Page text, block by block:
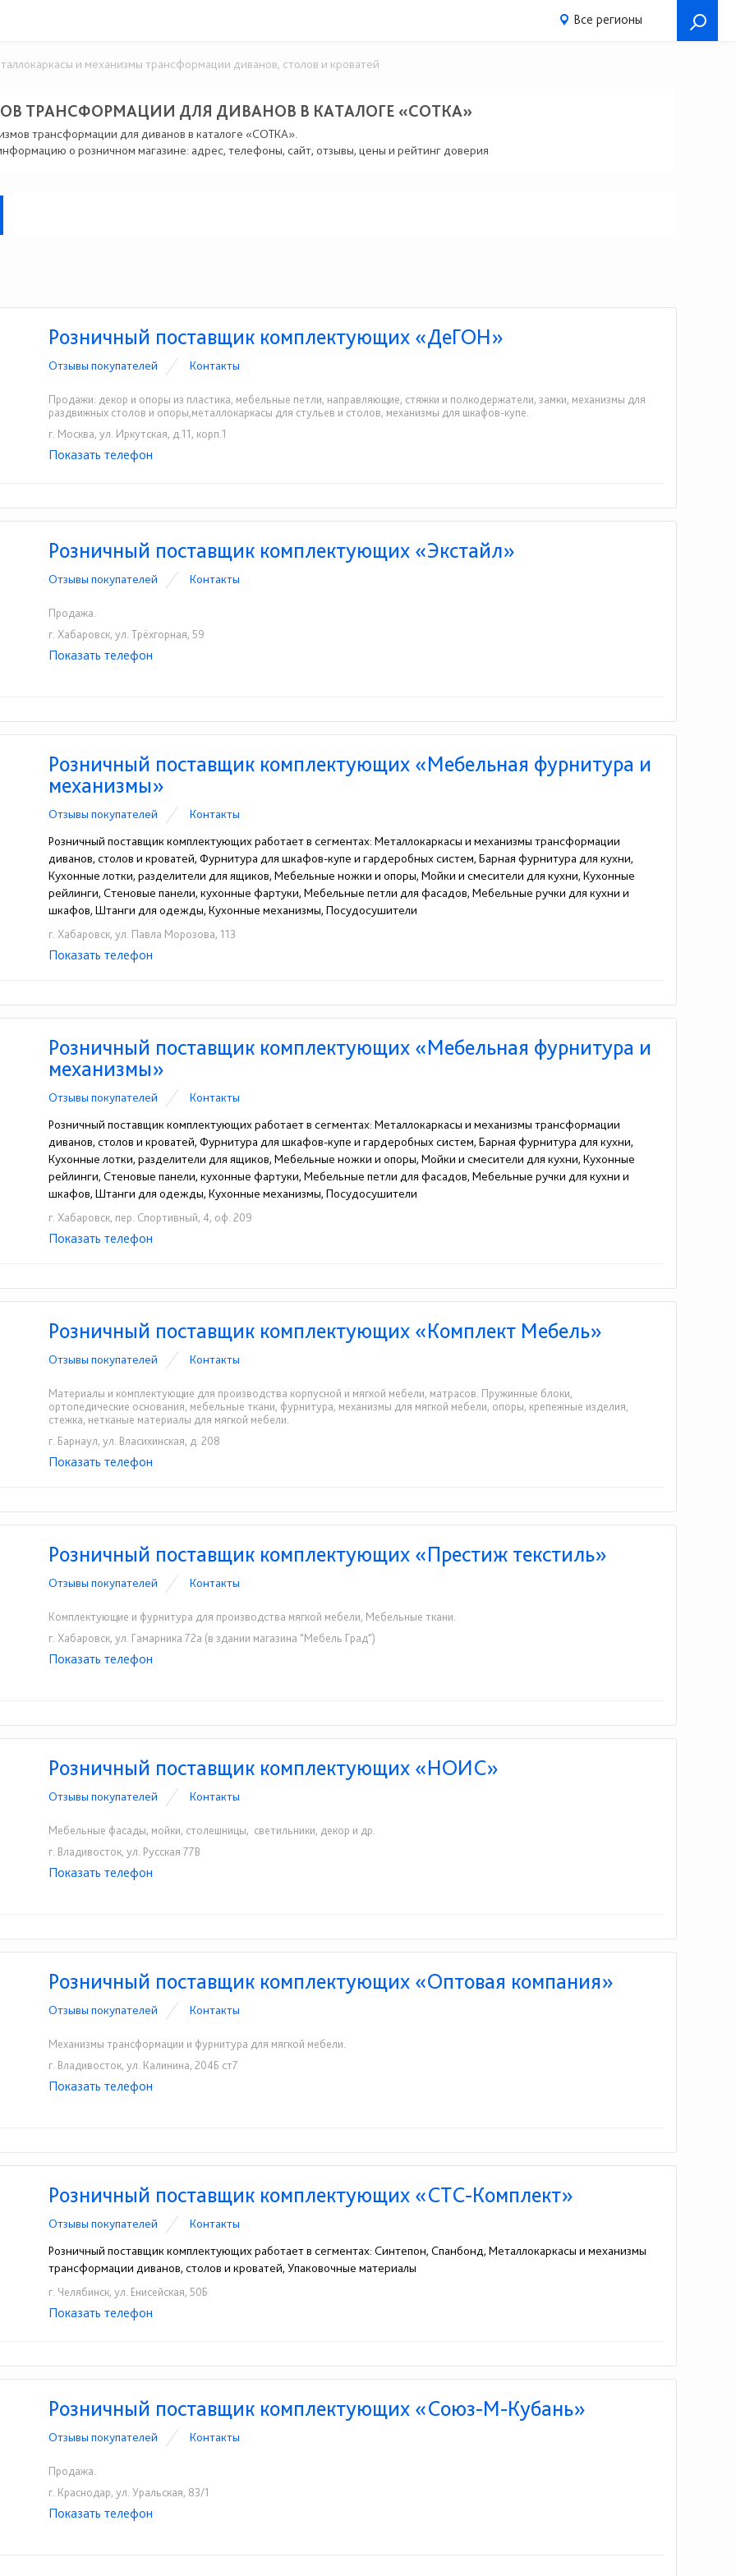
Все регионы
и механизмы трансформации диванов, столов и кроватей
ТРАНСФОРМАЦИИ ДЛЯ ДИВАНОВ В КАТАЛОГЕ «СОТКА»
трансформации для диванов в каталоге «СОТКА».
о розничном магазине: адрес, телефоны, сайт, отзывы, цены и рейтинг доверия
Розничный поставщик комплектующих «ДеГОН»
Отзывы покупателей Контакты
Продажи: декор и опоры из пластика, мебельные петли, направляющие, стяжки и полкодержатели, замки, механизмы для
раздвижных столов и опоры,металлокаркасы для стульев и столов, механизмы для шкафов-купе.
г. Москва, ул. Иркутская, д.11, корп.1
☎+7-495-462-47-71
Показать телефон
Розничный поставщик комплектующих «Экстайл»
Отзывы покупателей Контакты
Продажа.
г. Хабаровск, ул. Трёхгорная, 59
☎+7(4212)73-02-06
Показать телефон
Розничный поставщик комплектующих «Мебельная фурнитура и
механизмы»
Отзывы покупателей
Контакты
Розничный поставщик комплектующих работает в сегментах: Металлокаркасы и механизмы трансформации
диванов, столов и кроватей, Фурнитура для шкафов-купе и гардеробных систем, Барная фурнитура для кухни,
Кухонные лотки, разделители для ящиков, Мебельные ножки и опоры, Мойки и смесители для кухни, Кухонные
рейлинги, Стеновые панели, кухонные фартуки, Мебельные петли для фасадов, Мебельные ручки для кухни и
шкафов, Штанги для одежды, Кухонные механизмы, Посудосушители
г. Хабаровск, ул. Павла Морозова, 113
☎+7(4212)45-98-98
Показать телефон
Розничный поставщик комплектующих «Мебельная фурнитура и
механизмы»
Отзывы покупателей
Контакты
Розничный поставщик комплектующих работает в сегментах: Металлокаркасы и механизмы трансформации
диванов, столов и кроватей, Фурнитура для шкафов-купе и гардеробных систем, Барная фурнитура для кухни,
Кухонные лотки, разделители для ящиков, Мебельные ножки и опоры, Мойки и смесители для кухни, Кухонные
рейлинги, Стеновые панели, кухонные фартуки, Мебельные петли для фасадов, Мебельные ручки для кухни и
шкафов, Штанги для одежды, Кухонные механизмы, Посудосушители
г. Хабаровск, пер. Спортивный, 4, оф. 209
☎+7(4212)45-98-98
Показать телефон
Розничный поставщик комплектующих «Комплект Мебель»
Отзывы покупателей Контакты
Материалы и комплектующие для производства корпусной и мягкой мебели, матрасов. Пружинные блоки,
ортопедические основания, мебельные ткани, фурнитура, механизмы для мягкой мебели, опоры, крепежные изделия,
стежка, нетканые материалы для мягкой мебели.
г. Барнаул, ул. Власихинская, д. 208
☎+7 (3852) 99-15-09
Показать телефон
Розничный поставщик комплектующих «Престиж текстиль»
Отзывы покупателей Контакты
Комплектующие и фурнитура для производства мягкой мебели, Мебельные ткани.
г. Хабаровск, ул. Гамарника 72а (в здании магазина "Мебель Град")
☎+7(4212)77-60-78
Показать телефон
Розничный поставщик комплектующих «НОИС»
Отзывы покупателей Контакты
Мебельные фасады, мойки, столешницы, светильники, декор и др.
г. Владивосток, ул. Русская 77В
☎+7(423)231-71-23
Показать телефон
Розничный поставщик комплектующих «Оптовая компания»
Отзывы покупателей Контакты
Механизмы трансформации и фурнитура для мягкой мебели.
г. Владивосток, ул. Калинина, 204Б ст7
☎+7(423)292-10-05
Показать телефон
Розничный поставщик комплектующих «СТС-Комплект»
Отзывы покупателей
Контакты
Розничный поставщик комплектующих работает в сегментах: Синтепон, Спанбонд, Металлокаркасы и механизмы
трансформации диванов, столов и кроватей, Упаковочные материалы
г. Челябинск, ул. Енисейская, 50Б
☎+7(351)220-31-22
Показать телефон
Розничный поставщик комплектующих «Союз-М-Кубань»
Отзывы покупателей Контакты
Продажа.
г. Краснодар, ул. Уральская, 83/1
☎+7(861)210-90-97
Показать телефон